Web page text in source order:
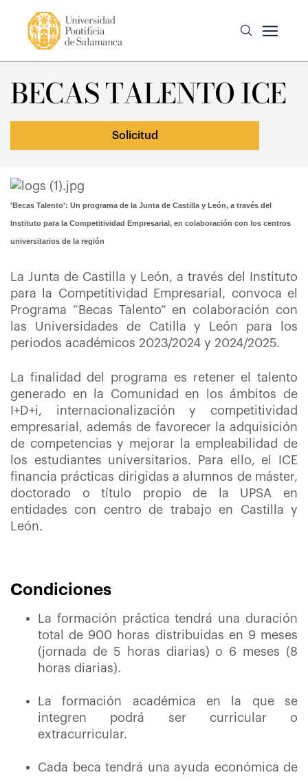
BECAS TALENTO ICE
Solicitud
'Becas Talento': Un programa de la Junta de Castilla y León, a través del
Instituto para la Competitividad Empresarial, en colaboración con los centros
universitarios de la región
La Junta de Castilla y León, a través del Instituto
para la Competitividad Empresarial, convoca el
Programa “Becas Talento” en colaboración con
las Universidades de Catilla y León para los
periodos académicos 2023/2024 y 2024/2025.
La finalidad del programa es retener el talento
generado en la Comunidad en los ámbitos de
I+D+i, internacionalización y competitividad
empresarial, además de favorecer la adquisición
de competencias y mejorar la empleabilidad de
los estudiantes universitarios. Para ello, el ICE
financia prácticas dirigidas a alumnos de máster,
doctorado o título propio de la UPSA en
entidades con centro de trabajo en Castilla y
León.
Condiciones
La formación práctica tendrá una duración
total de 900 horas distribuidas en 9 meses
(jornada de 5 horas diarias) o 6 meses (8
horas diarias).
La formación académica en la que se
integren podrá ser curricular o
extracurricular.
Cada beca tendrá una ayuda económica de